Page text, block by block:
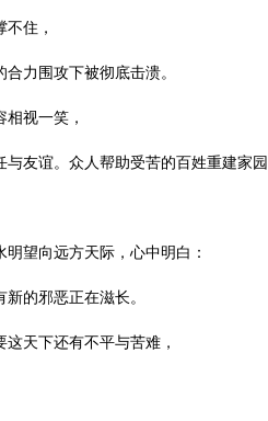
住，
力围攻下被彻底击溃。
视一笑，
友谊。众人帮助受苦的百姓重建家园
望向远方天际，心中明白：
的邪恶正在滋长。
天下还有不平与苦难，